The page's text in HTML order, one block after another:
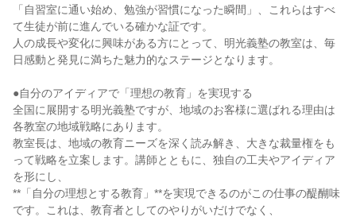
「自習室に通い始め、勉強が習慣になった瞬間」、これらはすべ
て生徒が前に進んでいる確かな証です。
人の成長や変化に興味がある方にとって、明光義塾の教室は、毎
日感動と発見に満ちた魅力的なステージとなります。
●自分のアイディアで「理想の教育」を実現する
全国に展開する明光義塾ですが、地域のお客様に選ばれる理由は
各教室の地域戦略にあります。
教室長は、地域の教育ニーズを深く読み解き、大きな裁量権をも
って戦略を立案します。講師とともに、独自の工夫やアイディア
を形にし、
**「自分の理想とする教育」**を実現できるのがこの仕事の醍醐味
です。これは、教育者としてのやりがいだけでなく、